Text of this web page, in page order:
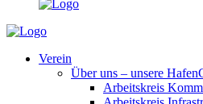
Verein
Über uns – unsere
Arbeitskreis